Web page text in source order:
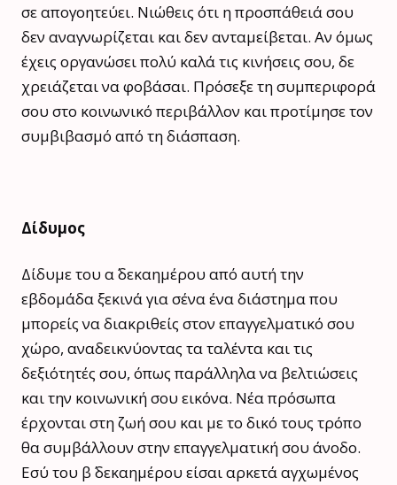
σε απογοητεύει. Νιώθεις ότι η προσπάθειά σου
δεν αναγνωρίζεται και δεν ανταμείβεται. Αν όμως
έχεις οργανώσει πολύ καλά τις κινήσεις σου, δε
χρειάζεται να φοβάσαι. Πρόσεξε τη συμπεριφορά
σου στο κοινωνικό περιβάλλον και προτίμησε τον
συμβιβασμό από τη διάσπαση.
Δίδυμος
Δίδυμε του α΄ δεκαημέρου από αυτή την
εβδομάδα ξεκινά για σένα ένα διάστημα που
μπορείς να διακριθείς στον επαγγελματικό σου
χώρο, αναδεικνύοντας τα ταλέντα και τις
δεξιότητές σου, όπως παράλληλα να βελτιώσεις
και την κοινωνική σου εικόνα. Νέα πρόσωπα
έρχονται στη ζωή σου και με το δικό τους τρόπο
θα συμβάλλουν στην επαγγελματική σου άνοδο.
Εσύ του β΄ δεκαημέρου είσαι αρκετά αγχωμένος